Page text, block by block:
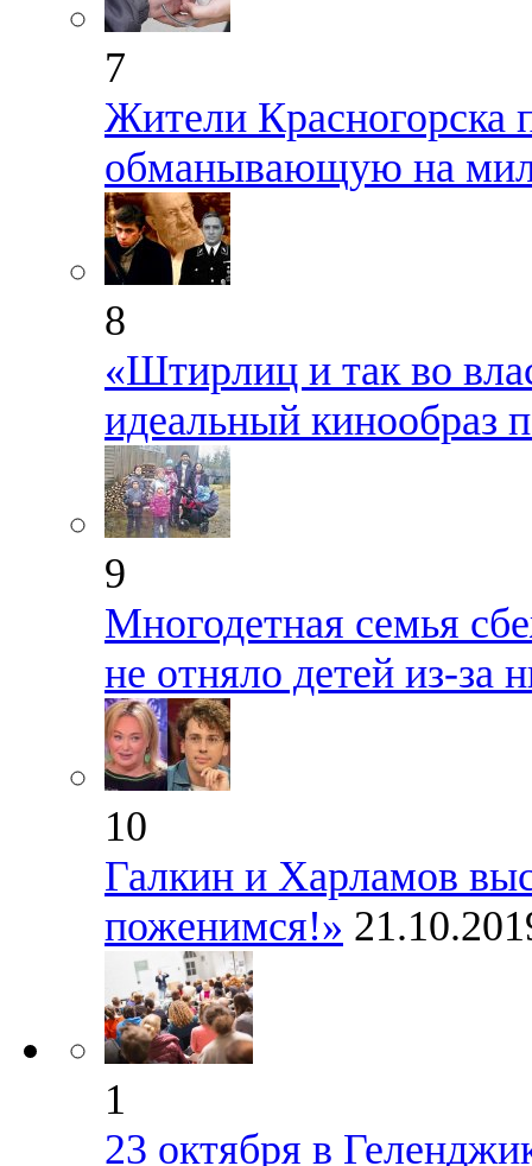
7
Жители Красногорска
обманывающую на
8
«Штирлиц и так во
идеальный кинообраз
9
Многодетная семья
не отняло детей из-за
10
Галкин и Харламов
поженимся!»
1
23 октября в